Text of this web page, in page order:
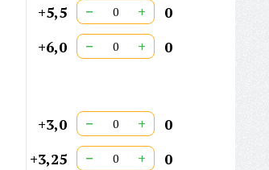
+5,5
− +
0
+6,0
− + 0
+3,0 − +
0
+3,25
− +
0